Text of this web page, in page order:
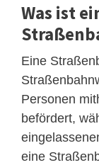
Was ist
Eine
Personen
befördert,
eine